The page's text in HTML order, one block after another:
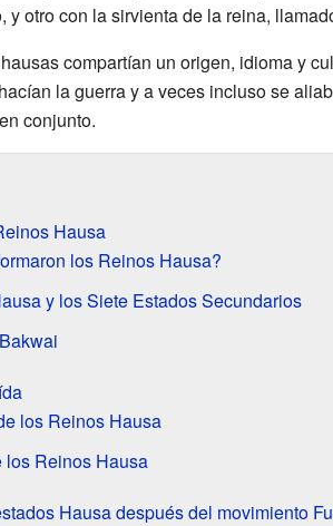
y otro con la sirvienta de la reina,
compartían un origen, idioma y
la guerra y a veces incluso se
conjunto.
Hausa
los Reinos Hausa?
y los Siete Estados Secundarios
los Reinos Hausa
los Reinos Hausa
Hausa después del movimiento